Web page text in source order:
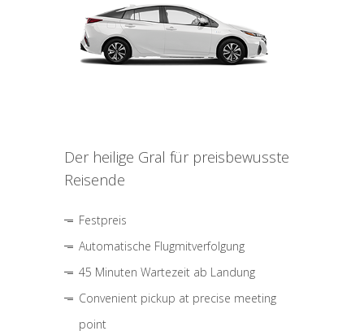
Der heilige Gral für preisbewusste
Reisende
Festpreis
Automatische Flugmitverfolgung
45 Minuten Wartezeit ab Landung
Convenient pickup at precise meeting
point